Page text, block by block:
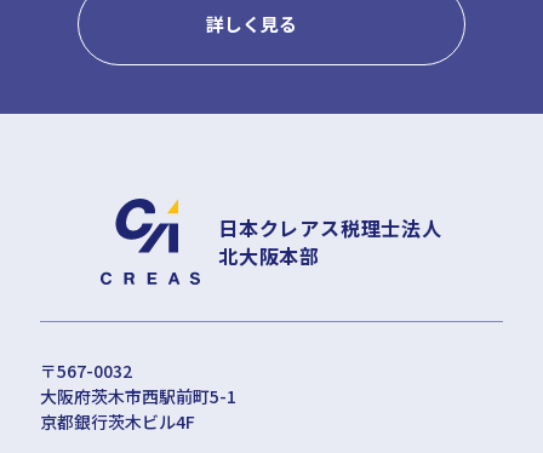
詳しく見る
日本クレアス税理士法人
北大阪本部
〒567-0032
大阪府茨木市西駅前町5-1
京都銀行茨木ビル4F